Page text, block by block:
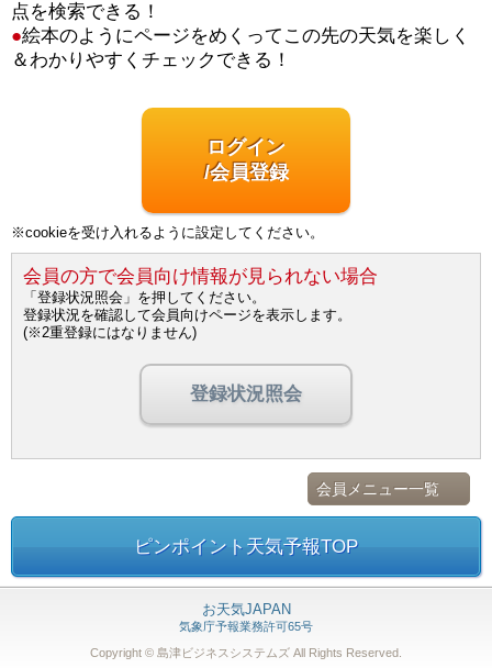
点を検索できる！
●絵本のようにページをめくってこの先の天気を楽しく
＆わかりやすくチェックできる！
ログイン
/会員登録
※cookieを受け入れるように設定してください。
会員の方で会員向け情報が見られない場合
「登録状況照会」を押してください。
登録状況を確認して会員向けページを表示します。
(※2重登録にはなりません)
登録状況照会
会員メニュー一覧
ピンポイント天気予報TOP
お天気JAPAN
気象庁予報業務許可65号
Copyright © 島津ビジネスシステムズ All Rights Reserved.